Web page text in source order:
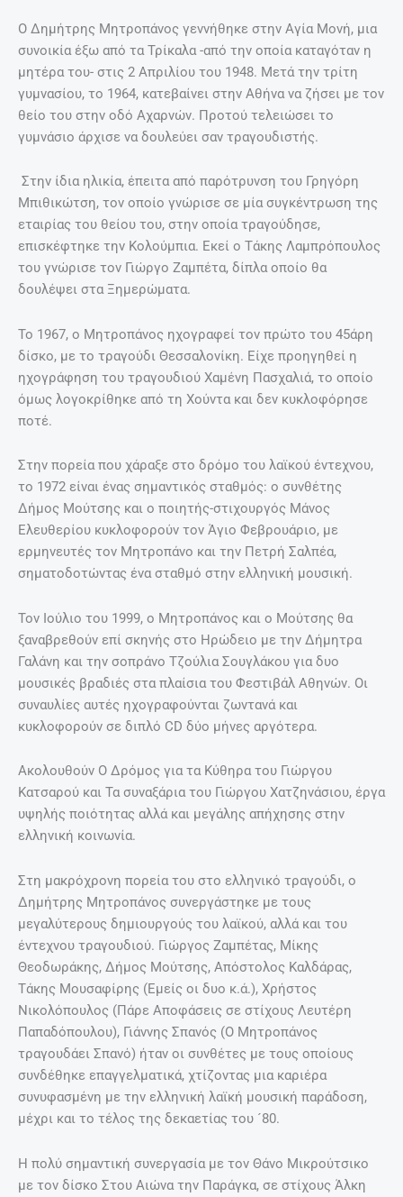
Ο Δημήτρης Μητροπάνος γεννήθηκε στην Αγία Mονή, μια
συνοικία έξω από τα Τρίκαλα -από την οποία καταγόταν η
μητέρα του- στις 2 Απριλίου του 1948. Μετά την τρίτη
γυμνασίου, το 1964, κατεβαίνει στην Αθήνα να ζήσει με τον
θείο του στην οδό Aχαρνών. Προτού τελειώσει το
γυμνάσιο άρχισε να δουλεύει σαν τραγουδιστής.
Στην ίδια ηλικία, έπειτα από παρότρυνση του Γρηγόρη
Μπιθικώτση, τον οποίο γνώρισε σε μία συγκέντρωση της
εταιρίας του θείου του, στην οποία τραγούδησε,
επισκέφτηκε την Κολούμπια. Εκεί ο Τάκης Λαμπρόπουλος
του γνώρισε τον Γιώργο Ζαμπέτα, δίπλα οποίο θα
δουλέψει στα Ξημερώματα.
Το 1967, ο Μητροπάνος ηχογραφεί τον πρώτο του 45άρη
δίσκο, με το τραγούδι Θεσσαλονίκη. Είχε προηγηθεί η
ηχογράφηση του τραγουδιού Χαμένη Πασχαλιά, το οποίο
όμως λογοκρίθηκε από τη Χούντα και δεν κυκλοφόρησε
ποτέ.
Στην πορεία που χάραξε στο δρόμο του λαϊκού έντεχνου,
το 1972 είναι ένας σημαντικός σταθμός: ο συνθέτης
Δήμος Μούτσης και ο ποιητής-στιχουργός Μάνος
Ελευθερίου κυκλοφορούν τον Άγιο Φεβρουάριο, με
ερμηνευτές τον Μητροπάνο και την Πετρή Σαλπέα,
σηματοδοτώντας ένα σταθμό στην ελληνική μουσική.
Τον Ιούλιο του 1999, ο Μητροπάνος και ο Μούτσης θα
ξαναβρεθούν επί σκηνής στο Ηρώδειο με την Δήμητρα
Γαλάνη και την σοπράνο Τζούλια Σουγλάκου για δυο
μουσικές βραδιές στα πλαίσια του Φεστιβάλ Αθηνών. Οι
συναυλίες αυτές ηχογραφούνται ζωντανά και
κυκλοφορούν σε διπλό CD δύο μήνες αργότερα.
Ακολουθούν Ο Δρόμος για τα Κύθηρα του Γιώργου
Κατσαρού και Τα συναξάρια του Γιώργου Χατζηνάσιου, έργα
υψηλής ποιότητας αλλά και μεγάλης απήχησης στην
ελληνική κοινωνία.
Στη μακρόχρονη πορεία του στο ελληνικό τραγούδι, ο
Δημήτρης Μητροπάνος συνεργάστηκε με τους
μεγαλύτερους δημιουργούς του λαϊκού, αλλά και του
έντεχνου τραγουδιού. Γιώργος Ζαμπέτας, Μίκης
Θεοδωράκης, Δήμος Μούτσης, Απόστολος Καλδάρας,
Τάκης Μουσαφίρης (Εμείς οι δυο κ.ά.), Χρήστος
Νικολόπουλος (Πάρε Αποφάσεις σε στίχους Λευτέρη
Παπαδόπουλου), Γιάννης Σπανός (Ο Μητροπάνος
τραγουδάει Σπανό) ήταν οι συνθέτες με τους οποίους
συνδέθηκε επαγγελματικά, χτίζοντας μια καριέρα
συνυφασμένη με την ελληνική λαϊκή μουσική παράδοση,
μέχρι και το τέλος της δεκαετίας του ´80.
Η πολύ σημαντική συνεργασία με τον Θάνο Μικρούτσικο
με τον δίσκο Στου Αιώνα την Παράγκα, σε στίχους Άλκη